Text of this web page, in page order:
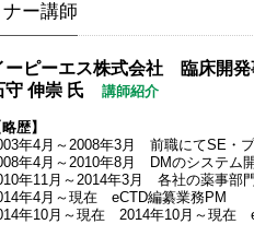
ー講師
ーピーエス株式会社 臨床開
守 伸崇 氏
講師紹介
略歴】
年4月～2008年3月 前職にてSE・
年4月～2010年8月 DMのシステム
年11月～2014年3月 各社の薬事部
年4月～現在 eCTD編纂業務PM
年10月～現在 2014年10月～現在